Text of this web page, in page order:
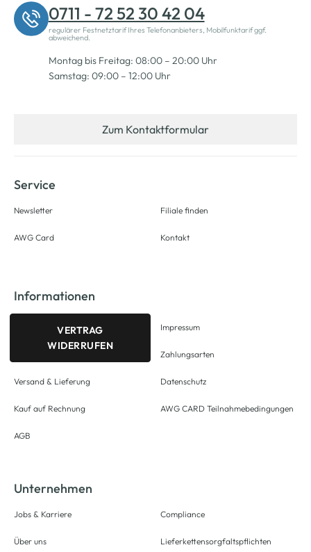
0711 - 72 52 30 42 04
regulärer Festnetztarif Ihres Telefonanbieters, Mobilfunktarif ggf.
abweichend.
Montag bis Freitag: 08:00 – 20:00 Uhr
Samstag: 09:00 – 12:00 Uhr
Zum Kontaktformular
Service
Newsletter
AWG Card
Filiale finden
Kontakt
Informationen
VERTRAG
WIDERRUFEN
Versand & Lieferung
Kauf auf Rechnung
AGB
Impressum
Zahlungsarten
Datenschutz
AWG CARD Teilnahmebedingungen
Unternehmen
Jobs & Karriere
Über uns
Compliance
Lieferkettensorgfaltspflichten